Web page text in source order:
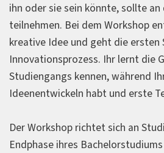
ihn oder sie sein könnte, sollte
teilnehmen. Bei dem Workshop
kreative Idee und geht die ersten
Innovationsprozess. Ihr lernt die
Studiengangs kennen, während
Ideenentwickeln habt und erste
Der Workshop richtet sich an
Endphase ihres